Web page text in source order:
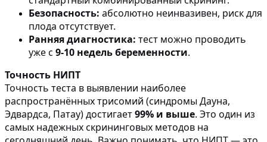
Безопасность: абсолютно неинвазивен, риск для
плода отсутствует.
Ранняя диагностика: тест можно проводить
уже с 9-10 недель беременности.
Точность НИПТ
Точность теста в выявлении наиболее
распространённых трисомий (синдромы Дауна,
Эдвардса, Патау) достигает99% и выше. Это один из
самых надежных скрининговых методов на